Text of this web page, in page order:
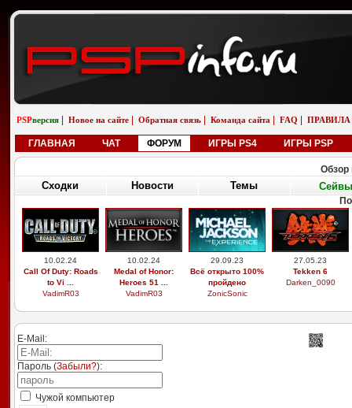
PSPверсия Новое на сайте Обратная связь Команда сайта FAQ ПРАВИЛА
ГЛАВНАЯ ЧАТ ФОРУМ ИГРЫ PS4 ИГРЫ PSP
Обзор
Сходки Новости Темы Сейвы
10.02.24
Call Of Duty: Roads
to Vi ...
VadimR03
10.02.24
Medal of Honor:
Heroes 51 ...
VadimR03
29.09.23
Всё открыто 100%
пройдено
ZonicSonic
27.05.23
Tekken 6
Darken_0090
E-Mail:
Пароль (Забыли?):
Чужой компьютер